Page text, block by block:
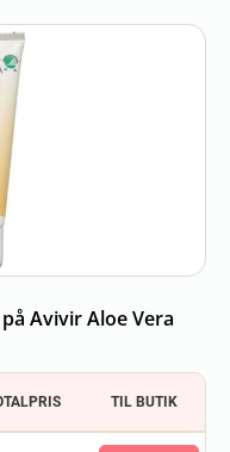
Avivir Aloe Vera
TIL BUTIK